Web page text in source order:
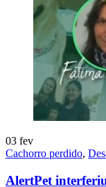
03 fev
Cachorro perdido,
AlertPet